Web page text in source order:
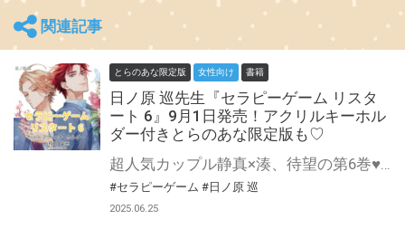
関連記事
とらのあな限定版 女性向け 書籍
日ノ原 巡先生『セラピーゲーム リスタ
ート 6』9月1日発売！アクリルキーホル
ダー付きとらのあな限定版も♡
超人気カップル静真×湊、待望の第6巻♥ 日ノ原 巡先生の大人気シリーズ、ディアプラス・コミックス『セラピーゲーム リスタート』第6巻が9月1日に発売！ とらのあなでは刊行を記念して、アクリルキーホルダー付きとらのあな限定版を発売致します！ 池袋店・通販にて予約開始。 とらのあな限定版は数量限定生産となりますので、お早めにご予約下さい♥
#セラピーゲーム #日ノ原 巡
2025.06.25